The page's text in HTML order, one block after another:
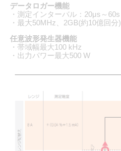
データロガー機能
・測定インターバル：20μs～60s
・最大50MHz、2GB(約10億回分)
任意波形発生器機能
・帯域幅最大100 kHz
・出力パワー最大500 W